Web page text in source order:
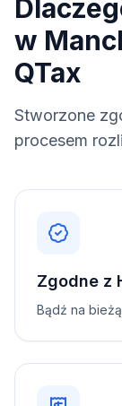
w
QTax
Stworzone
procesem
Zgodne z
Bądź na